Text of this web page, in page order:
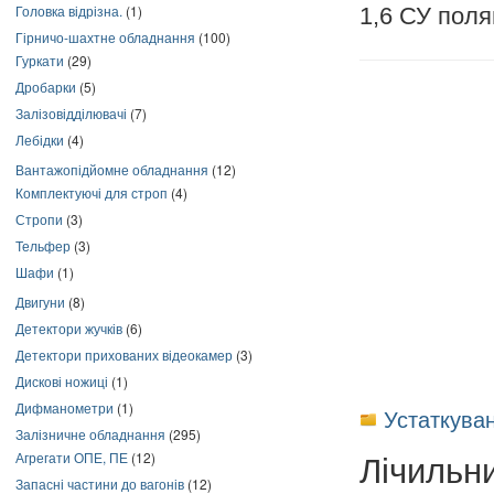
Головка відрізна. (1)
Гірничо-шахтне обладнання (100)
Гуркати (29)
Дробарки (5)
Залізовідділювачі (7)
Лебідки (4)
Вантажопідйомне обладнання (12)
Комплектуючі для строп (4)
Стропи (3)
Тельфер (3)
Шафи (1)
Двигуни (8)
Детектори жучків (6)
Детектори прихованих відеокамер (3)
Дискові ножиці (1)
Дифманометри (1)
Залізничне обладнання (295)
Агрегати ОПЕ, ПЕ (12)
Запасні частини до вагонів (12)
1,6 СУ